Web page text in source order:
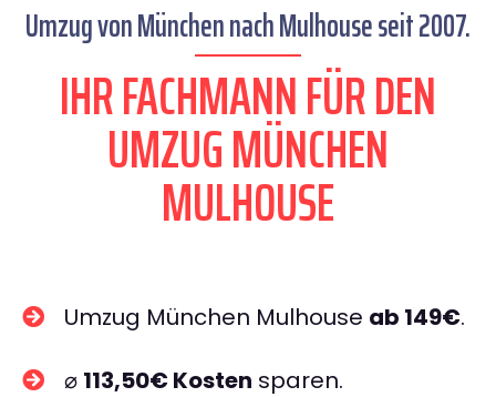
Umzug von München nach Mulhouse seit 2007.
IHR FACHMANN FÜR DEN
UMZUG MÜNCHEN
MULHOUSE
Umzug München Mulhouse ab 149€.
⌀ 113,50€ Kosten sparen.